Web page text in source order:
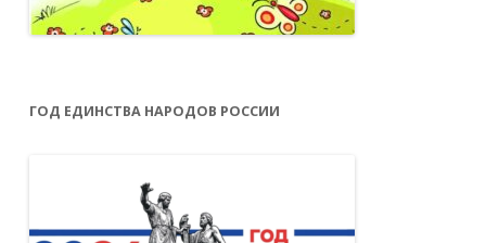
ГОД ЕДИНСТВА НАРОДОВ РОССИИ